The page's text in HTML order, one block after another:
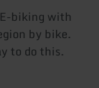
biking with
by bike.
to do this.